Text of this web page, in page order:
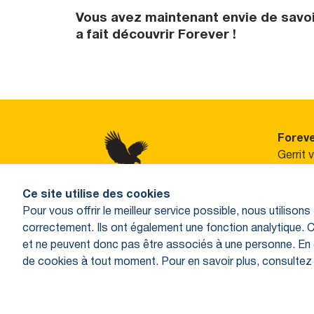
Ce site utilise des cookies
Pour vous offrir le meilleur service possible, nous
correctement. Ils ont également une fonction analytique.
et ne peuvent donc pas être associés à une personne.
de cookies à tout moment. Pour en savoir plus,
Vous avez maintenant envie de
a fait découvrir Forever !
Gerrit
Tél :